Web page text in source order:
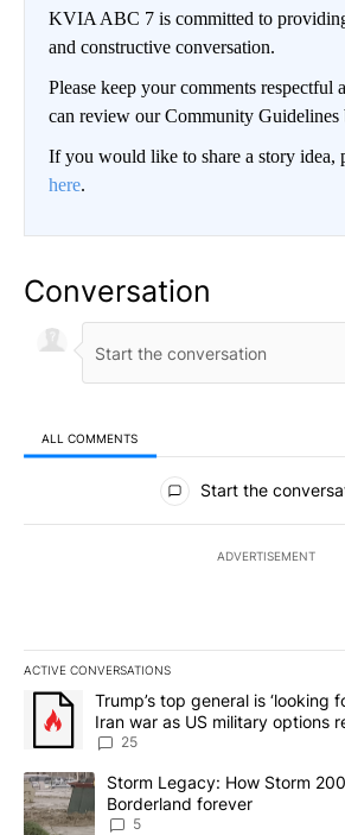
KVIA ABC 7 is committed to
and constructive conversation.
Please keep your comments respectful
can review our Community Guidelines
If you would like to share a story idea,
here.
Conversation
ALL COMMENTS
All Comments
Start the
ADVERTISEMENT
ACTIVE CONVERSATIONS
The following is a list of the most
A trending article titled "Trump’s top
Trump’s top general is ‘looking
Iran war as US military options
sources say
25
A trending article titled "Storm Legacy:
Storm Legacy: How Storm
Borderland forever
5